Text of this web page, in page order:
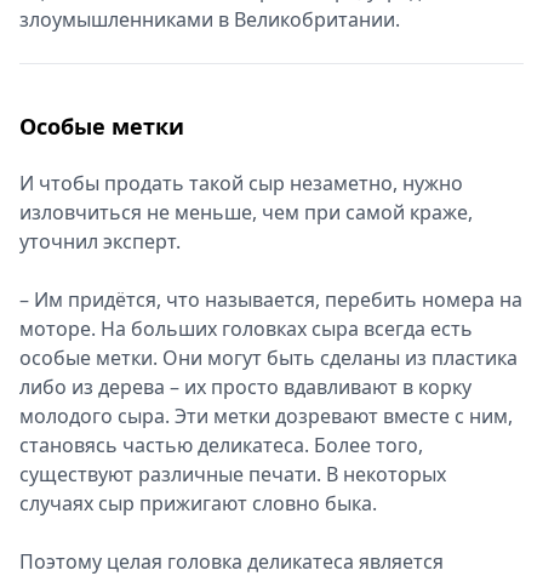
злоумышленниками в Великобритании.
Особые метки
И чтобы продать такой сыр незаметно, нужно
изловчиться не меньше, чем при самой краже,
уточнил эксперт.
– Им придётся, что называется, перебить номера на
моторе. На больших головках сыра всегда есть
особые метки. Они могут быть сделаны из пластика
либо из дерева – их просто вдавливают в корку
молодого сыра. Эти метки дозревают вместе с ним,
становясь частью деликатеса. Более того,
существуют различные печати. В некоторых
случаях сыр прижигают словно быка.
Поэтому целая головка деликатеса является